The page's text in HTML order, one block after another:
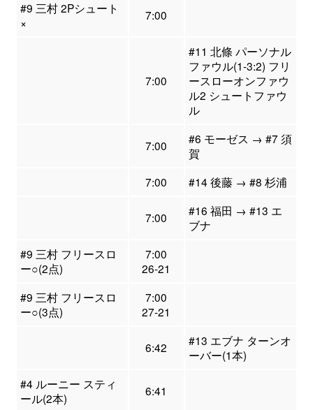
#9 三村 2Pシュート
×
7:00
7:00
#11 北條 パーソナル
ファウル(1-3:2) フリ
ースローオンファウ
ル2 シュートファウ
ル
7:00
#6 モーゼス → #7 須
賀
7:00
#14 後藤 → #8 杉浦
7:00
#16 福田 → #13 エ
ブナ
#9 三村 フリースロ
ー○(2点)
7:00
26-21
#9 三村 フリースロ
ー○(3点)
7:00
27-21
6:42
#13 エブナ ターンオ
ーバー(1本)
#4 ルーニー スティ
ール(2本)
6:41